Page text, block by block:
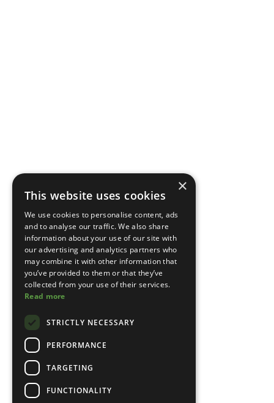
×
This website uses cookies
We use cookies to personalise content, ads
and to analyse our traffic. We also share
information about your use of our site with
our advertising and analytics partners who
may combine it with other information that
you’ve provided to them or that they’ve
collected from your use of their services.
Read more
STRICTLY NECESSARY
PERFORMANCE
TARGETING
FUNCTIONALITY